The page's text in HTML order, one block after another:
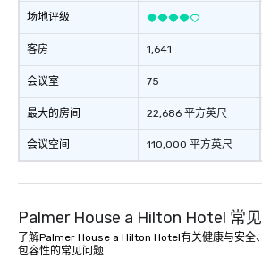
场地评级
客房
会议室
最大的房间
会议空间
1,641
75
22,686 平方英尺
110,000 平方英尺
Palmer House a Hilton Hotel 常
了解Palmer House a Hilton Hotel有关健康与安全
包容性的常见问题